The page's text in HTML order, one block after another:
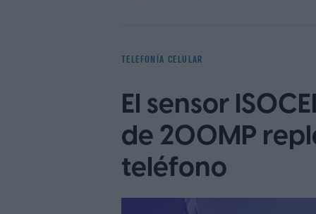
TELEFONÍA CELULAR
El sensor
de 200MP
teléfono